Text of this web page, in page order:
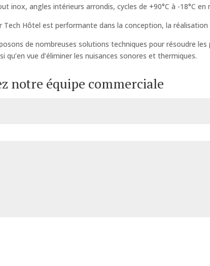
inox, angles intérieurs arrondis, cycles de +90°C à -18°C en
Tech Hôtel est performante dans la conception, la
de nombreuses solutions techniques pour résoudre
qu’en vue d’éliminer les nuisances sonores et thermiques.
notre équipe commerciale